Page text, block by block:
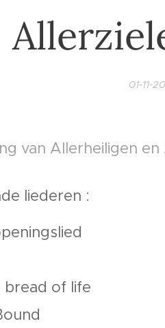
01-11-
van Allerheiligen
liederen :
bread of life